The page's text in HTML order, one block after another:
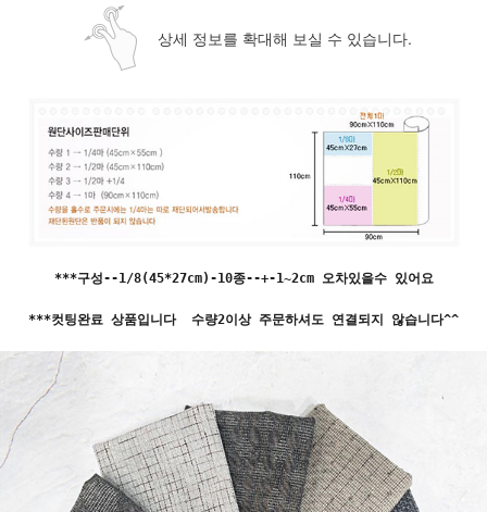
상세 정보를 확대해 보실 수 있습니다.
***구성--1/8(45*27cm)-10종--+-1~2cm 오차있을수 있어요
***컷팅완료 상품입니다 수량2이상 주문하셔도 연결되지 않습니다^^